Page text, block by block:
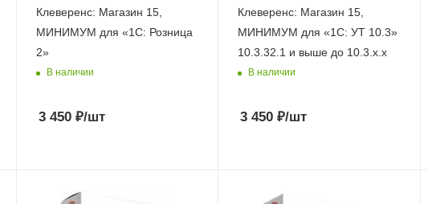
Клеверенс: Магазин 15,
МИНИМУМ для «1С: Розница
2»
В наличии
3 450₽/шт
Клеверенс: Магазин 15,
МИНИМУМ для «1С: УТ 10.3»
10.3.32.1 и выше до 10.3.x.x
В наличии
3 450 ₽/шт